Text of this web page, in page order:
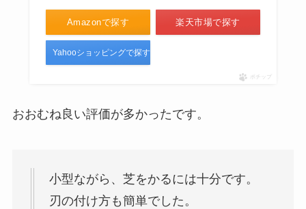
Amazonで探す 楽天市場で探す
Yahooショッピングで探す
ポチップ
おおむね良い評価が多かったです。
小型ながら、芝をかるには十分です。
刃の付け方も簡単でした。